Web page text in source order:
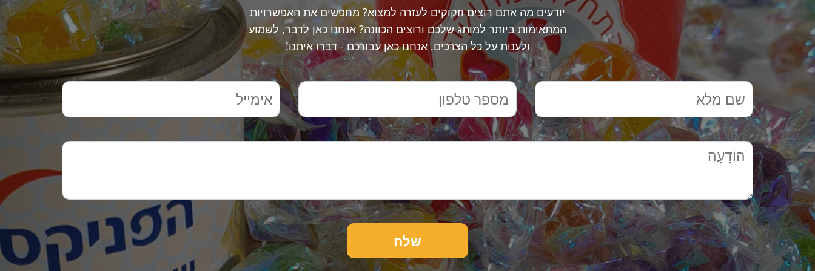
יודעים מה אתם רוצים וזקוקים לעזרה למצוא? מחפשים את האפשרויות
המתאימות ביותר למותג שלכם ורוצים הכוונה? אנחנו כאן לדבר, לשמוע
ולענות על כל הצרכים. אנחנו כאן עבורכם - דברו איתנו!